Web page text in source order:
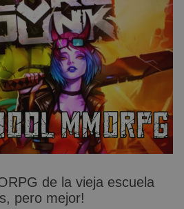
de la vieja escuela
pero mejor!